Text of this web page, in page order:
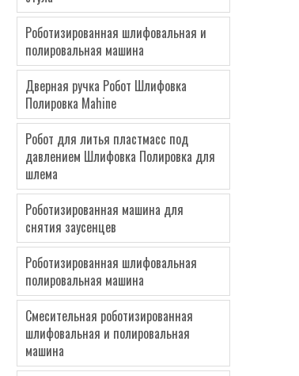
Роботизированная шлифовальная и
полировальная машина
Дверная ручка Робот Шлифовка
Полировка Mahine
Робот для литья пластмасс под
давлением Шлифовка Полировка для
шлема
Роботизированная машина для
снятия заусенцев
Роботизированная шлифовальная
полировальная машина
Смесительная роботизированная
шлифовальная и полировальная
машина